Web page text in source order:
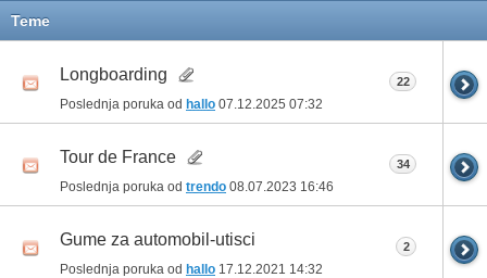
Teme
Longboarding
Poslednja poruka od hallo 07.12.2025 07:32
22
Tour de France
Poslednja poruka od trendo 08.07.2023 16:46
34
Gume za automobil-utisci
Poslednja poruka od hallo 17.12.2021 14:32
2